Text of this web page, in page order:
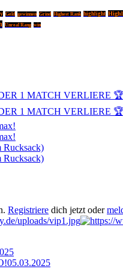
Geld gewinnen Grind Highest Rank highlight
Unreal Rang win
1 MATCH VERLIERE 🏆
1 MATCH VERLIERE 🏆
Registriere dich jetzt oder
05.03.2025